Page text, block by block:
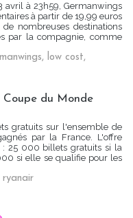
avril à 23h59, Germanwings
à partir de 19,99 euros
nombreuses destinations
par la compagnie, comme
, low cost,
du Monde
gratuits sur l'ensemble de
par la France. L'offre
25 000 billets gratuits si la
si elle se qualifie pour les
ryanair